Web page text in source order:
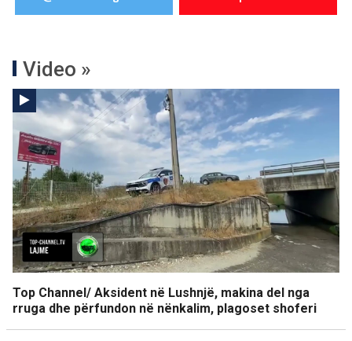
Video »
Top Channel/ Aksident në Lushnjë, makina del nga
rruga dhe përfundon në nënkalim, plagoset shoferi